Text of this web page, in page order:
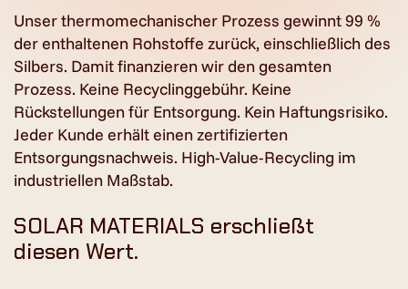
Unser thermomechanischer Prozess gewinnt 99 %
der enthaltenen Rohstoffe zurück, einschließlich des
Silbers. Damit finanzieren wir den gesamten
Prozess. Keine Recyclinggebühr. Keine
Rückstellungen für Entsorgung. Kein Haftungsrisiko.
Jeder Kunde erhält einen zertifizierten
Entsorgungsnachweis. High-Value-Recycling im
industriellen Maßstab.
SOLAR MATERIALS erschließt
diesen Wert.